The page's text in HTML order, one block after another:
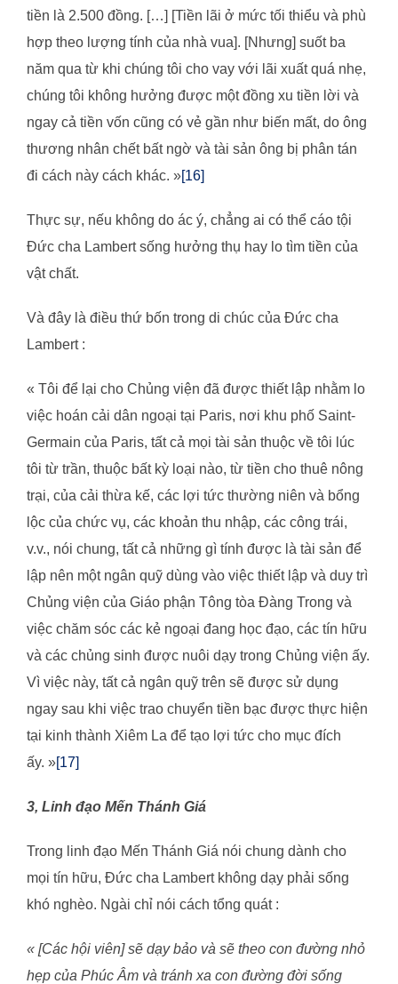
tiền là 2.500 đồng. […] [Tiền lãi ở mức tối thiểu và phù
hợp theo lượng tính của nhà vua]. [Nhưng] suốt ba
năm qua từ khi chúng tôi cho vay với lãi xuất quá nhẹ,
chúng tôi không hưởng được một đồng xu tiền lời và
ngay cả tiền vốn cũng có vẻ gần như biến mất, do ông
thương nhân chết bất ngờ và tài sản ông bị phân tán
đi cách này cách khác. »[16]
Thực sự, nếu không do ác ý, chẳng ai có thể cáo tội
Đức cha Lambert sống hưởng thụ hay lo tìm tiền của
vật chất.
Và đây là điều thứ bốn trong di chúc của Đức cha
Lambert :
« Tôi để lại cho Chủng viện đã được thiết lập nhằm lo
việc hoán cải dân ngoại tại Paris, nơi khu phố Saint-
Germain của Paris, tất cả mọi tài sản thuộc về tôi lúc
tôi từ trần, thuộc bất kỳ loại nào, từ tiền cho thuê nông
trại, của cải thừa kế, các lợi tức thường niên và bổng
lộc của chức vụ, các khoản thu nhập, các công trái,
v.v., nói chung, tất cả những gì tính được là tài sản để
lập nên một ngân quỹ dùng vào việc thiết lập và duy trì
Chủng viện của Giáo phận Tông tòa Đàng Trong và
việc chăm sóc các kẻ ngoại đang học đạo, các tín hữu
và các chủng sinh được nuôi dạy trong Chủng viện ấy.
Vì việc này, tất cả ngân quỹ trên sẽ được sử dụng
ngay sau khi việc trao chuyển tiền bạc được thực hiện
tại kinh thành Xiêm La để tạo lợi tức cho mục đích
ấy. »[17]
3, Linh đạo Mến Thánh Giá
Trong linh đạo Mến Thánh Giá nói chung dành cho
mọi tín hữu, Đức cha Lambert không dạy phải sống
khó nghèo. Ngài chỉ nói cách tổng quát :
« [Các hội viên]sẽ dạy bảo và sẽ theo con đường nhỏ
hẹp của Phúc Âm và tránh xa con đường đời sống